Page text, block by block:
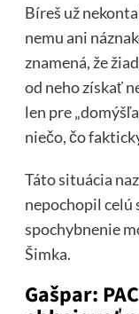
Bíreš už
nemu ani
znamená, že
od neho získať
len pre
niečo, čo
Táto situácia
nepochopil celú
spochybnenie
Šimka.
Gašpar: